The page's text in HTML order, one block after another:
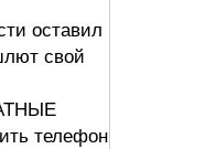
оставил
свой
телефон